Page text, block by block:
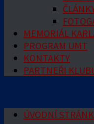
MEMORIÁL
PROGRAM UMT
KONTAKTY
PARTNEŘI
ÚVODNÍ